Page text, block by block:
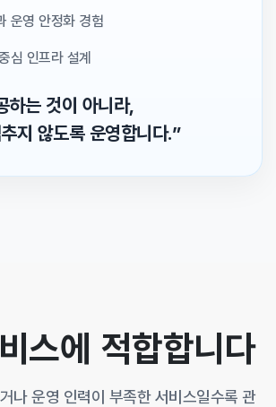
운영 안정화 경험
심 인프라 설계
하는 것이 아니라,
지 않도록 운영합니다.”
스에 적합합니다
나 운영 인력이 부족한 서비스일수록 관